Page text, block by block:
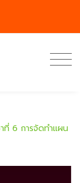
ที่ 6 การจัดทำแผน